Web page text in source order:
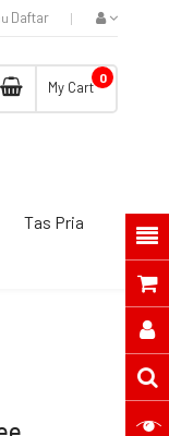
Daftar
My Cart
0
Tas Pria